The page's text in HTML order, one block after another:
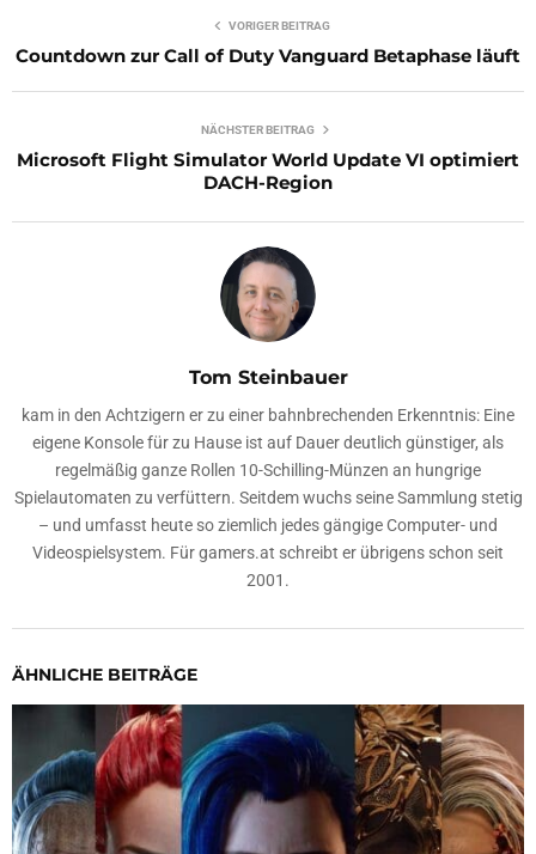
VORIGER BEITRAG
Countdown zur Call of Duty Vanguard Betaphase läuft
NÄCHSTER BEITRAG
Microsoft Flight Simulator World Update VI optimiert
DACH-Region
Tom Steinbauer
kam in den Achtzigern er zu einer bahnbrechenden Erkenntnis: Eine
eigene Konsole für zu Hause ist auf Dauer deutlich günstiger, als
regelmäßig ganze Rollen 10-Schilling-Münzen an hungrige
Spielautomaten zu verfüttern. Seitdem wuchs seine Sammlung stetig
– und umfasst heute so ziemlich jedes gängige Computer- und
Videospielsystem. Für gamers.at schreibt er übrigens schon seit
2001.
ÄHNLICHE BEITRÄGE